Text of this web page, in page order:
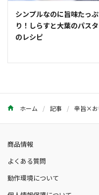
シンプルなのに旨味たっぷ
り！しらすと大葉のパスタ
のレシピ
ホーム 記事
商品情報
よくある質問
動作環境について